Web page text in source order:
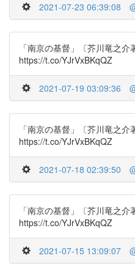
2021-07-23 06:39:08
「南京の基督」〔芥川竜之
https://t.co/YJrVxBKqQZ
2021-07-19 03:09:36
「南京の基督」〔芥川竜之
https://t.co/YJrVxBKqQZ
2021-07-18 02:39:50
「南京の基督」〔芥川竜之
https://t.co/YJrVxBKqQZ
2021-07-15 13:09:07